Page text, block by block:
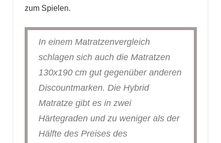
zum Spielen.
In einem Matratzenvergleich
schlagen sich auch die Matratzen
130x190 cm gut gegenüber anderen
Discountmarken. Die Hybrid
Matratze gibt es in zwei
Härtegraden und zu weniger als der
Hälfte des Preises des